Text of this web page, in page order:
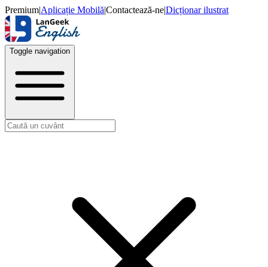
Premium|Aplicație Mobilă|Contactează-ne|Dicționar ilustrat
Toggle navigation